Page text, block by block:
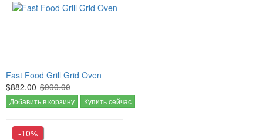
Fast Food Grill Grid Oven
$882.00 $900.00
Добавить в корзину Купить сейчас
-10%